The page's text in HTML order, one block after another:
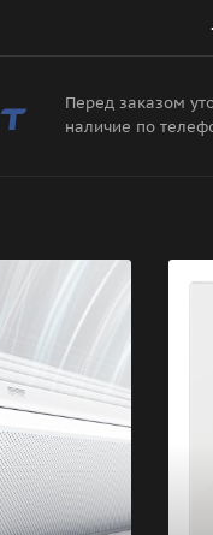
Перед заказом
наличие по